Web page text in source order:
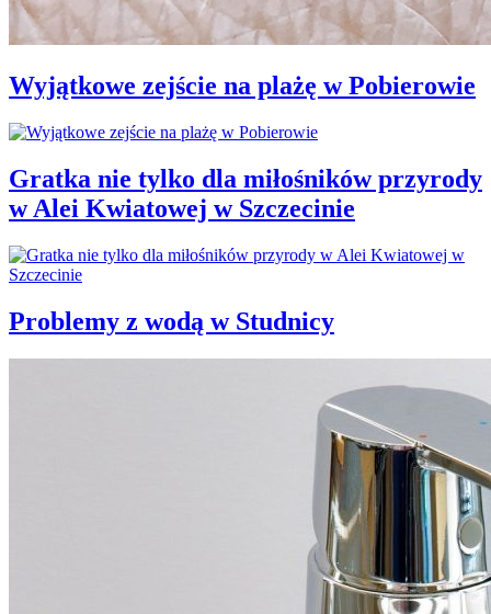
Wyjątkowe zejście na plażę w Pobierowie
Gratka nie tylko dla miłośników przyrody
w Alei Kwiatowej w Szczecinie
Problemy z wodą w Studnicy